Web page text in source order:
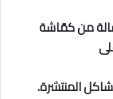
من كمّاشة
المنتشرة.